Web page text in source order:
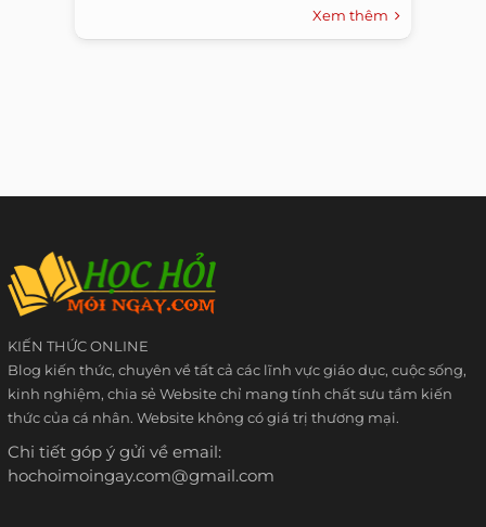
Xem thêm
KIẾN THỨC ONLINE
Blog kiến thức, chuyên về tất cả các lĩnh vực giáo dục, cuộc sống,
kinh nghiệm, chia sẻ Website chỉ mang tính chất sưu tầm kiến
thức của cá nhân. Website không có giá trị thương mại.
Chi tiết góp ý gửi về email:
hochoimoingay.com@gmail.com